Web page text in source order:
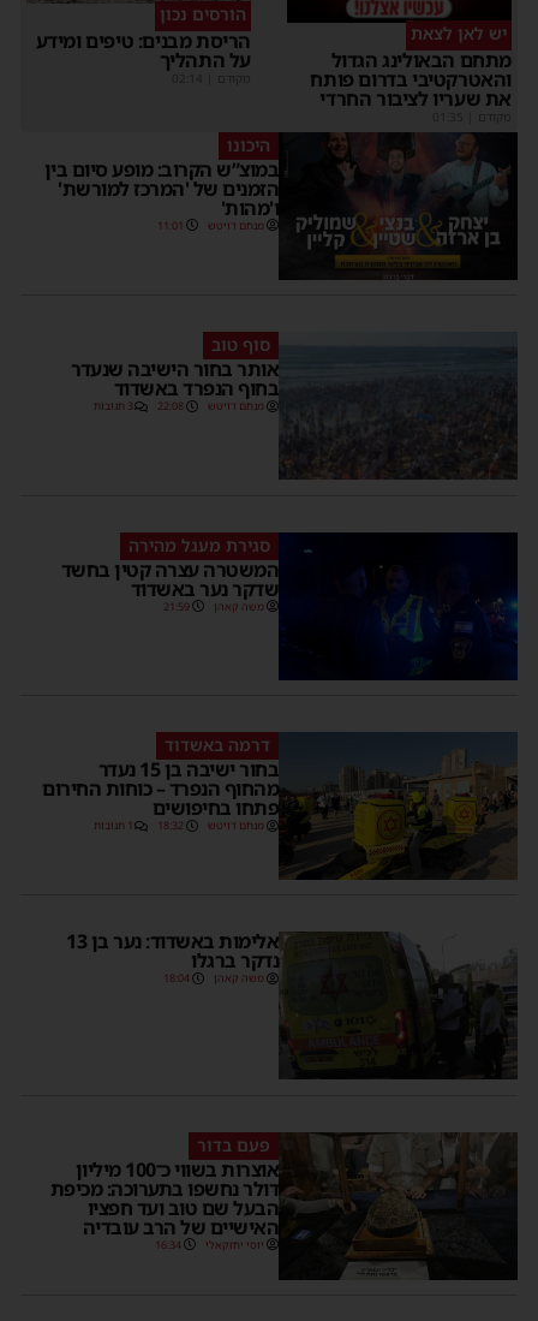
יש לאן לצאת
מתחם הבאולינג הגדול
והאטרקטיבי בדרום פותח
את שעריו לציבור החרדי
מקודם
הורסים נכון
הריסת מבנים: טיפים ומידע
על התהליך
מקודם
היכונו
במוצ”ש הקרוב: מופע סיום בין
הזמנים של 'המרכז למורשת'
ו'מהות'
מנחם דויטש 11:01
סוף טוב
אותר בחור הישיבה שנעדר
בחוף הנפרד באשדוד
מנחם דויטש 22:08 3 תגובות
סגירת מעגל מהירה
המשטרה עצרה קטין בחשד
שדקר נער באשדוד
משה קאהן 21:59
דרמה באשדוד
בחור ישיבה בן 15 נעדר
מהחוף הנפרד – כוחות החירום
פתחו בחיפושים
מנחם דויטש 18:32 1 תגובות
אלימות באשדוד: נער בן 13
נדקר ברגלו
משה קאהן 18:04
פעם בדור
אוצרות בשווי כ־100 מיליון
דולר נחשפו בתערוכה: מכיפת
הבעל שם טוב ועד חפציו
האישיים של הרב עובדיה
יוסי יחזקאלי 16:34